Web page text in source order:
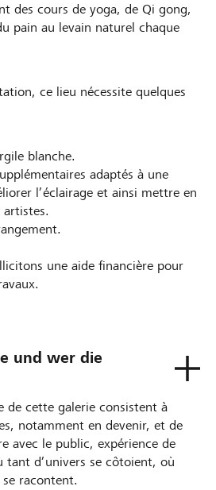
des cours de yoga, de Qi gong,
pain au levain naturel chaque
ce lieu nécessite quelques
blanche.
adaptés à une
l’éclairage et ainsi mettre en
artistes.
une aide financière pour
und wer die
de cette galerie consistent à
notamment en devenir, et de
avec le public, expérience de
tant d’univers se côtoient, où
racontent.